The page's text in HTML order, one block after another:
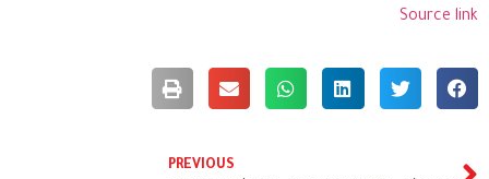
Source link
PREVIOUS